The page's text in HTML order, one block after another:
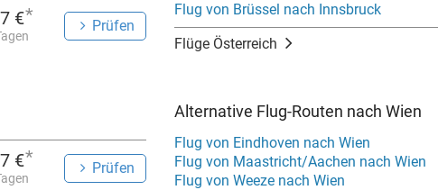
€*
Prüfen
€*
Prüfen
Flug von Brüssel nach Innsbruck
Flüge Österreich
Alternative Flug-Routen nach Wien
Flug von Eindhoven nach Wien
Flug von Maastricht/Aachen nach Wien
Flug von Weeze nach Wien